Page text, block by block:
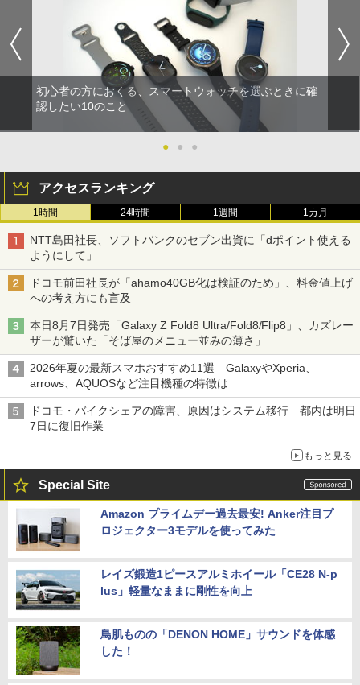
初心者の方におくる、スマートウォッチを選ぶときに確
認したい10のこと
● ● ●
アクセスランキング
1時間 24時間 1週間 1カ月
NTT島田社長、ソフトバンクのセブン出資に「dポイント使える
ようにして」
ドコモ前田社長が「ahamo40GB化は検証のため」、料金値上げ
への考え方にも言及
本日8月7日発売「Galaxy Z Fold8 Ultra/Fold8/Flip8」、カズレー
ザーが驚いた「そば屋のメニュー並みの薄さ」
2026年夏の最新スマホおすすめ11選 GalaxyやXperia、
arrows、AQUOSなど注目機種の特徴は
ドコモ・バイクシェアの障害、原因はシステム移行 都内は明日
7日に復旧作業
もっと見る
Special Site
Amazon プライムデー過去最安! Anker注目プ
ロジェクター3モデルを使ってみた
レイズ鍛造1ピースアルミホイール「CE28 N-p
lus」軽量なままに剛性を向上
鳥肌ものの「DENON HOME」サウンドを体感
した！